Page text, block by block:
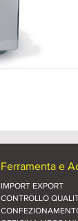
Ferramenta e
IMPORT EXPORT
CONTROLLO